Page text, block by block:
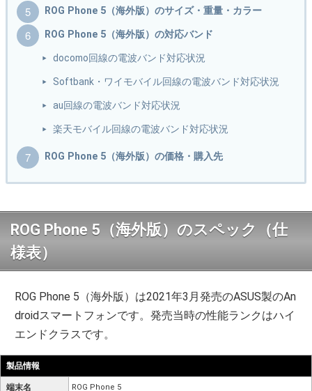
ROG Phone 5（海外版）のサイズ・重量・カラー
ROG Phone 5（海外版）の対応バンド
docomo回線の電波バンド対応状況
Softbank・ワイモバイル回線の電波バンド対応状況
au回線の電波バンド対応状況
楽天モバイル回線の電波バンド対応状況
ROG Phone 5（海外版）の価格・購入先
ROG Phone 5（海外版）のスペック（仕
様表）
ROG Phone 5（海外版）は2021年3月発売のASUS製のAn
droidスマートフォンです。発売当時の性能ランクはハイ
エンドクラスです。
製品情報
端末名 ROG Phone 5